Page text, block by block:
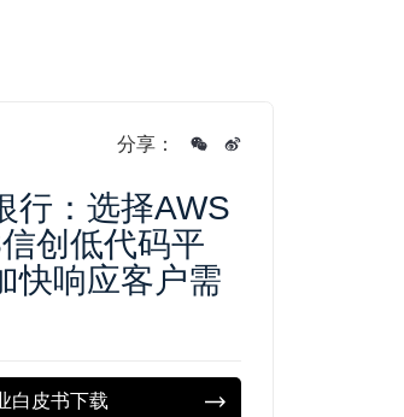
行：选择AWS
创低代码平
快响应客户需
分享：
白皮书下载